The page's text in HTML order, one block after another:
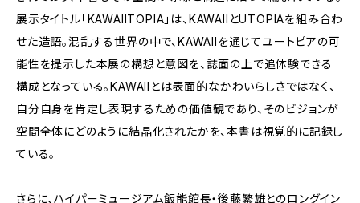
展示タイトル「KAWAIITOPIA」は、KAWAIIとUTOPIAを組み合わ
せた造語。混乱する世界の中で、KAWAIIを通じてユートピアの可
能性を提示した本展の構想と意図を、誌面の上で追体験できる
構成となっている。KAWAIIとは表面的なかわいらしさではなく、
自分自身を肯定し表現するための価値観であり、そのビジョンが
空間全体にどのように結晶化されたかを、本書は視覚的に記録し
ている。
さらに、ハイパーミュージアム飯能館長・後藤繁雄とのロングイン